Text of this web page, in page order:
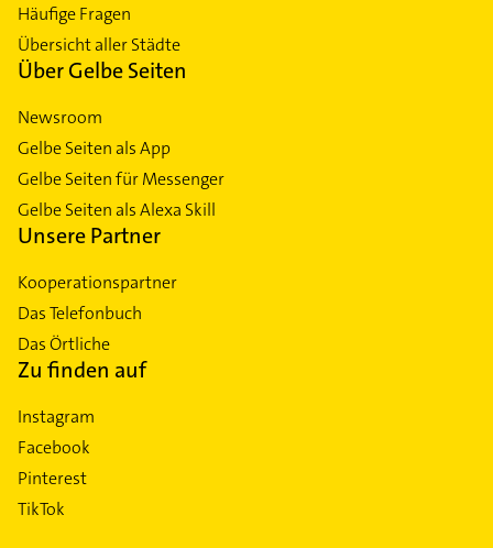
Häufige Fragen
Übersicht aller Städte
Über Gelbe Seiten
Newsroom
Gelbe Seiten als App
Gelbe Seiten für Messenger
Gelbe Seiten als Alexa Skill
Unsere Partner
Kooperationspartner
Das Telefonbuch
Das Örtliche
Zu finden auf
Instagram
Facebook
Pinterest
TikTok